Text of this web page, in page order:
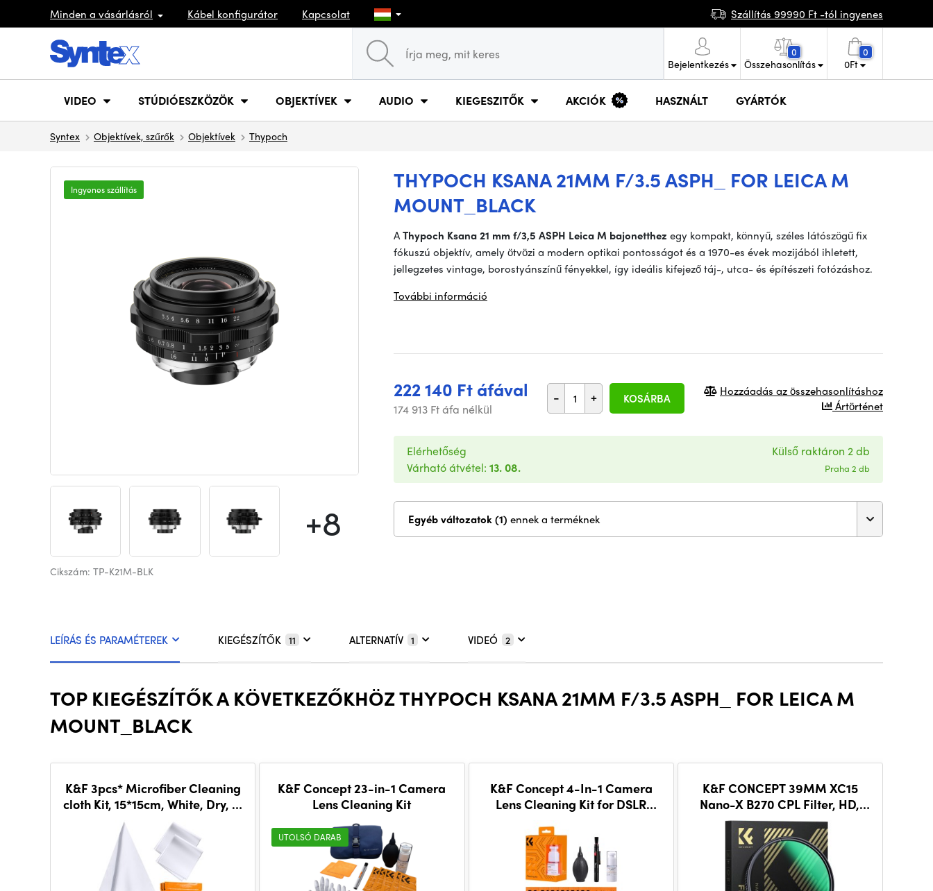
Minden a vásárlásról Kábel konfigurátor Kapcsolat Szállítás 99990 Ft -tól ingyenes
Bejelentkezés
0
Összehasonlítás
0
0Ft
VIDEO STÚDIÓESZKÖZÖK OBJEKTÍVEK AUDIO KIEGESZITŐK AKCIÓK HASZNÁLT GYÁRTÓK
Syntex Objektívek, szűrők Objektívek Thypoch
THYPOCH KSANA 21MM F/3.5 ASPH_ FOR LEICA M
MOUNT_BLACK
+8
Ingyenes szállítás
Cikszám: TP-K21M-BLK
AThypoch Ksana 21 mm f/3,5 ASPH Leica M bajonetthez egy kompakt, könnyű, széles látószögű fix
fókuszú objektív, amely ötvözi a modern optikai pontosságot és a 1970-es évek mozijából ihletett,
jellegzetes vintage, borostyánszínű fényekkel, így ideális kifejező táj-, utca- és építészeti fotózáshoz.
További információ
222 140 Ft áfával
174 913 Ft áfa nélkül
- + KOSÁRBA
Hozzáadás az összehasonlításhoz
Ártörténet
Elérhetőség
Várható átvétel: 13. 08.
Külső raktáron 2 db
Praha 2 db
Egyéb változatok (1) ennek a terméknek
LEÍRÁS ÉS PARAMÉTEREK KIEGÉSZÍTŐK 11 ALTERNATÍV 1 VIDEÓ 2
TOP KIEGÉSZÍTŐK A KÖVETKEZŐKHÖZ THYPOCH KSANA 21MM F/3.5 ASPH_ FOR LEICA M
MOUNT_BLACK
K&F 3pcs* Microfiber Cleaning
cloth Kit, 15*15cm, White, Dry, in
vacuum
K&F Concept 23-in-1 Camera
Lens Cleaning Kit
UTOLSÓ DARAB
K&F Concept 4-In-1 Camera
Lens Cleaning Kit for DSLR
K&F CONCEPT 39MM XC15
Nano-X B270 CPL Filter, HD,
Waterproof, Anti Scratch,
Green Coated